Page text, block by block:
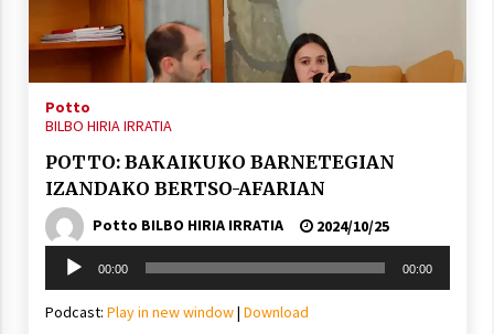
Arrosaren 20 urteez
2021/07/06
Arrosaren 20 urteez
2021/07/03
Potto
BILBO HIRIA IRRATIA
POTTO: BAKAIKUKO BARNETEGIAN
IZANDAKO BERTSO-AFARIAN
Potto BILBO HIRIA IRRATIA
2024/10/25
Soinu
erreproduzigailua
00:00 00:00
Podcast: Play in new window| Download